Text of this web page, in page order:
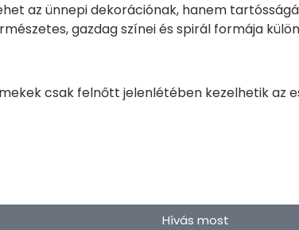
az ünnepi dekorációnak, hanem
gazdag színei és spirál formája
csak felnőtt jelenlétében kezelhetik az
Hívás most